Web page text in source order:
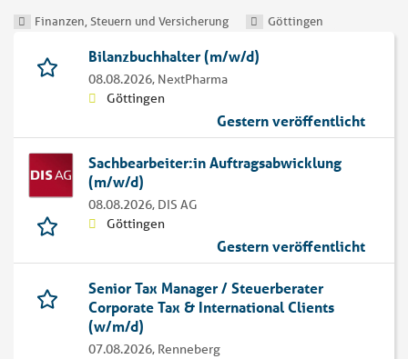
Finanzen, Steuern und Versicherung Göttingen
Bilanzbuchhalter (m/w/d)
08.08.2026, NextPharma
Göttingen
Gestern veröffentlicht
Sachbearbeiter:in Auftragsabwicklung
(m/w/d)
08.08.2026, DIS AG
Göttingen
Gestern veröffentlicht
Senior Tax Manager / Steuerberater
Corporate Tax & International Clients
(w/m/d)
07.08.2026, Renneberg